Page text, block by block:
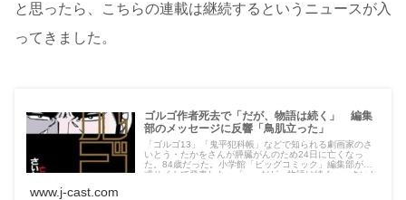
と思ったら、こちらの連載は継続するというニュースが入
ってきました。
ゴルゴ作者死去で「だが、物語は続く」 編集
部のメッセージに反響「鳥肌立った」
「ゴルゴ13」「鬼平犯科帳」などで知られる劇画家のさ
いとう・たかをさんが膵臓がんのため24日に亡くなっ
た。84歳だった。小学館「ビッグコミック」編集部が公
式サイトで発表した。「......だが、物語は続く。」さいと
www.j-cast.com